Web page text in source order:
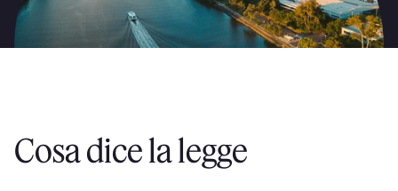
Cosa dice la legge